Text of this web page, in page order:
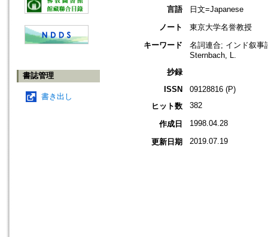
書誌管理
書き出し
言語
日文=Japanese
ノート
東京大学名誉教授
キーワード
名詞連合; インド叙事
Sternbach, L.
抄録
ISSN
09128816 (P)
ヒット数
382
作成日 1998.04.28
更新日期 2019.07.19